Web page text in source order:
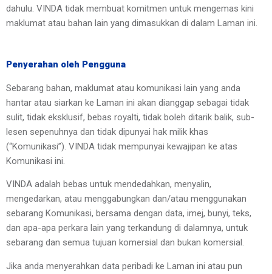
dahulu. VINDA tidak membuat komitmen untuk mengemas kini
maklumat atau bahan lain yang dimasukkan di dalam Laman ini.
Penyerahan oleh Pengguna
Sebarang bahan, maklumat atau komunikasi lain yang anda
hantar atau siarkan ke Laman ini akan dianggap sebagai tidak
sulit, tidak eksklusif, bebas royalti, tidak boleh ditarik balik, sub-
lesen sepenuhnya dan tidak dipunyai hak milik khas
(“Komunikasi”). VINDA tidak mempunyai kewajipan ke atas
Komunikasi ini.
VINDA adalah bebas untuk mendedahkan, menyalin,
mengedarkan, atau menggabungkan dan/atau menggunakan
sebarang Komunikasi, bersama dengan data, imej, bunyi, teks,
dan apa-apa perkara lain yang terkandung di dalamnya, untuk
sebarang dan semua tujuan komersial dan bukan komersial.
Jika anda menyerahkan data peribadi ke Laman ini atau pun